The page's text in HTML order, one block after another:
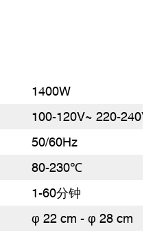
1400W
100-120V~ 220-
50/60Hz
80-230℃
1-60分钟
φ 22 cm - φ 28 cm